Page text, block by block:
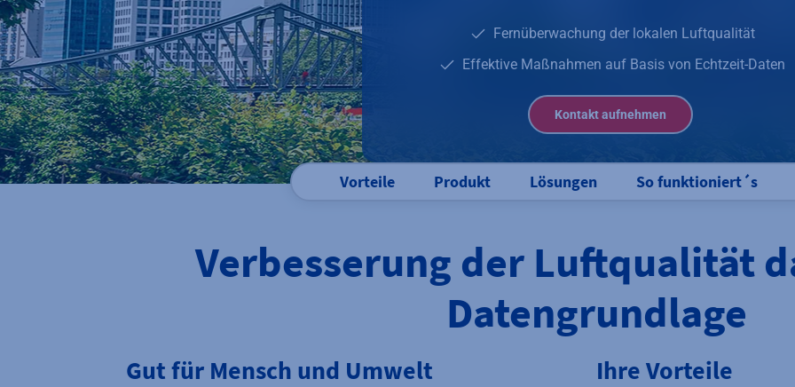
Fernüberwachung der lokalen Luftqualität
Effektive Maßnahmen auf Basis von Echtzeit-Daten
Kontakt aufnehmen
Vorteile Produkt Lösungen So funktioniert´s
Verbesserung der Luftqualität
Datengrundlage
Gut für Mensch und Umwelt Ihre Vorteile